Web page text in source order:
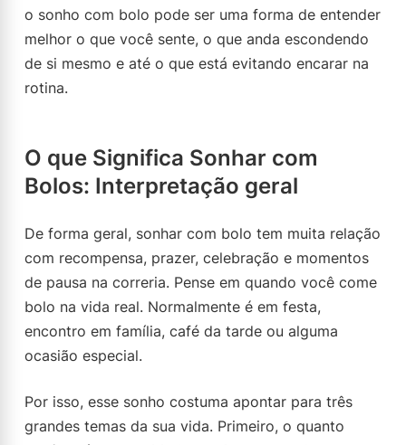
o sonho com bolo pode ser uma forma de entender
melhor o que você sente, o que anda escondendo
de si mesmo e até o que está evitando encarar na
rotina.
O que Significa Sonhar com
Bolos: Interpretação geral
De forma geral, sonhar com bolo tem muita relação
com recompensa, prazer, celebração e momentos
de pausa na correria. Pense em quando você come
bolo na vida real. Normalmente é em festa,
encontro em família, café da tarde ou alguma
ocasião especial.
Por isso, esse sonho costuma apontar para três
grandes temas da sua vida. Primeiro, o quanto